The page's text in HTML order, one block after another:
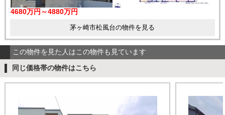
4680万円～4880万円
茅ヶ崎市松風台の物件を見る
この物件を見た人はこの物件も見ています
同じ価格帯の物件はこちら